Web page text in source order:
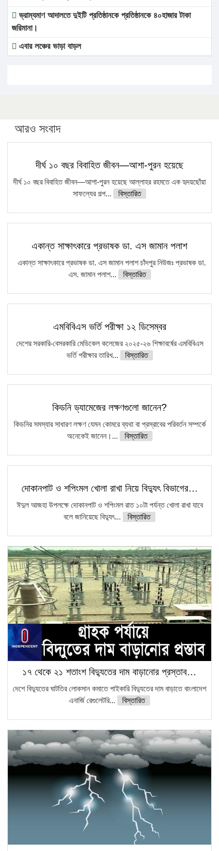
ভ্রাম্যমাণ আদালতে দুইটি প্রতিষ্ঠানকে প্রতিষ্ঠানকে ৪০হাজার টাকা
জরিমানা।
এবার লঞ্চের ভাড়া বাড়ল
সারা দেশে বজ্রাঘাতে ১৪ জনের প্রাণহানি
ফরিদগঞ্জে আগুনে পুড়লো ৬ ব্যবসা প্রতিষ্ঠান
আরও সংবাদ
দীর্ঘ ১০ বছর বিবাহিত জীবন—আশা-পুরন হয়েছে
দীর্ঘ ১০ বছর বিবাহিত জীবন—আশা-পুরন হয়েছে আল্লাহর রহমতে এক হৃদয়ছোঁয়া
সাফল্যের গল্প...
বিস্তারিত
একান্ত সাক্ষাৎকারে প্রভাষক ডা. এস জামান পলাশ
একান্ত সাক্ষাৎকারে প্রভাষক ডা. এস জামান পলাশ চাঁদপুর নিউজঃ প্রভাষক ডা.
এস. জামান পলাশ...
বিস্তারিত
এমবিবিএস ভর্তি পরীক্ষা ১২ ডিসেম্বর
দেশের সরকারি-বেসরকারি মেডিকেল কলেজের ২০২৫-২৬ শিক্ষাবর্ষের এমবিবিএস
ভর্তি পরীক্ষার তারিখ...
বিস্তারিত
কিডনি ড্যামেজের লক্ষণগুলো জানেন?
কিডনির সমস্যার সাধারণ লক্ষণ যেমন কোমরে ব্যথা বা প্রস্রাবের পরিবর্তন সম্পর্কে
অনেকেই জানেন।...
বিস্তারিত
দোকানপাট ও শপিংমল খোলা রাখা নিয়ে বিদ্যুৎ বিভাগের…
ঈদুল আজহা উপলক্ষে দোকানপাট ও শপিংমল রাত ১০টা পর্যন্ত খোলা রাখা যাবে
বলে জানিয়েছে বিদ্যুৎ...
বিস্তারিত
১৭ থেকে ২১ শতাংশ বিদ্যুতের দাম বাড়ানোর প্রস্তাব…
দেশে বিদ্যুতের ঘাটতির লোকসান কমাতে পাইকারি বিদ্যুতের দাম বাড়াতে বাংলাদেশ
এনার্জি রেগুলেটরি...
বিস্তারিত